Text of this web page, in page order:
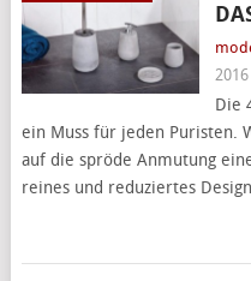
2016
Die
ein Muss für jeden Puristen.
auf die spröde Anmutung
reines und reduziertes